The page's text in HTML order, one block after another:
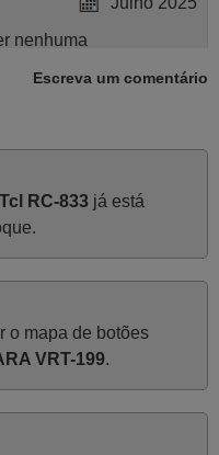
nenhuma
Junho 2025
mas não é de
Julho 2025
Escreva um comentário
Tcl RC-833já está
o mapa de botões
VRT-199.